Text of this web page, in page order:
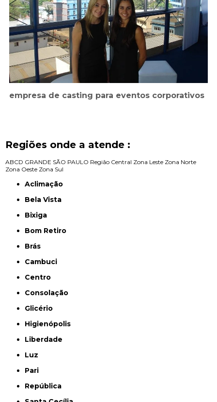
empresa de casting para eventos corporativos
Regiões onde a atende :
ABCD GRANDE SÃO PAULO Região Central Zona Leste Zona Norte
Zona Oeste Zona Sul
Aclimação
Bela Vista
Bixiga
Bom Retiro
Brás
Cambuci
Centro
Consolação
Glicério
Higienópolis
Liberdade
Luz
Pari
República